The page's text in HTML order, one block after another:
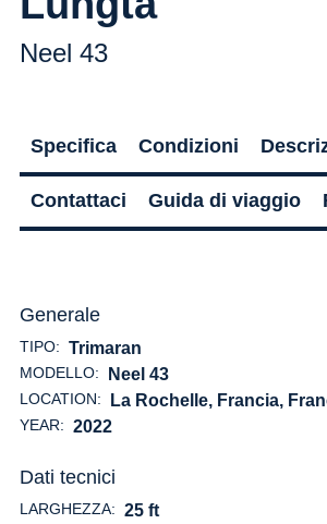
Neel 43
Specifica Condizioni
Contattaci Guida di viaggio
Generale
TIPO: Trimaran
MODELLO: Neel 43
LOCATION: La Rochelle, Francia,
YEAR: 2022
Dati tecnici
LARGHEZZA: 25 ft